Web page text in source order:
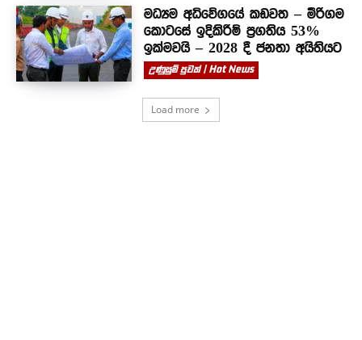
මධ්‍යම අධිවේගයේ කඩවත – මීරිගම
කොටසේ ඉදිකිරීම් ප්‍රගතිය 53%
ඉක්මවයි – 2028 දී ජනතා අයිතියට
උණුසුම් පුවත් | Hot News
Load more